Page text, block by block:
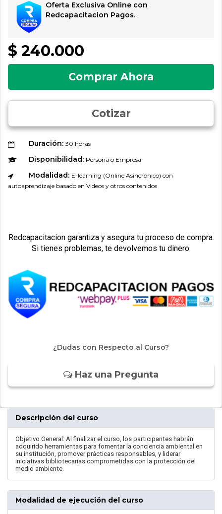
Oferta Exclusiva Online con
Redcapacitacion Pagos.
$ 240.000
Comprar Ahora
Cotizar
Duración: 30 horas
Disponibilidad: Persona o Empresa
Modalidad: E-learning (Online Asincrónico) con
autoaprendizaje basado en Videos y otros contenidos
Redcapacitacion garantiza y asegura tu proceso de compra.
Si tienes problemas, te devolvemos tu dinero.
¿Dudas con Respecto al Curso?
Haz una Pregunta
Descripción del curso
Objetivo General: Al finalizar el curso, los participantes habrán
adquirido herramientas para fomentar la conciencia ambiental en
su institución, promover prácticas responsables, y liderar
iniciativas bibliotecarias comprometidas con la protección del
medio ambiente.
Modalidad de ejecución del curso